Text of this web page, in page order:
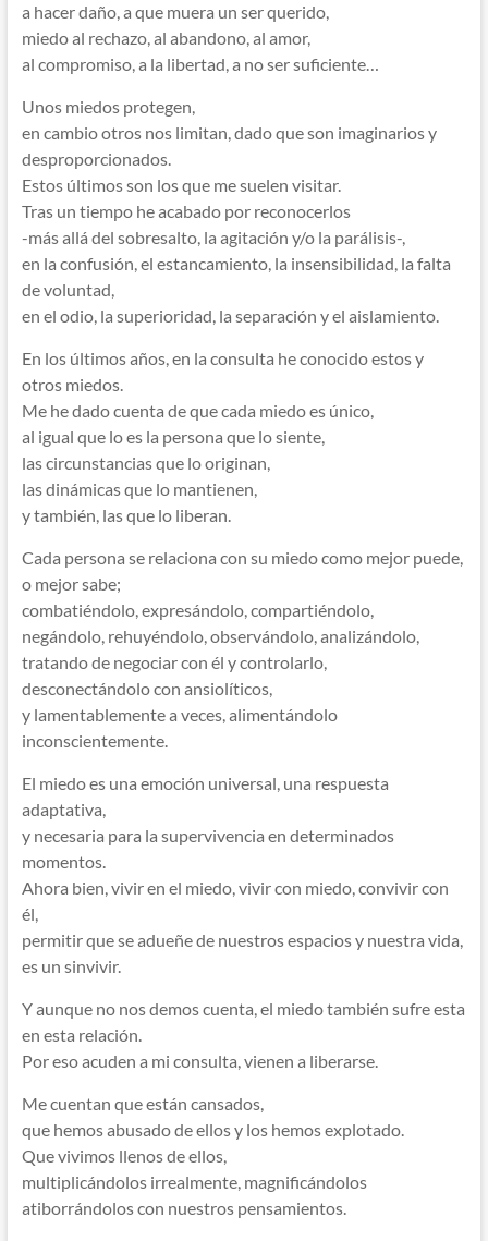
a hacer daño, a que muera un ser querido,
miedo al rechazo, al abandono, al amor,
al compromiso, a la libertad, a no ser suficiente…
Unos miedos protegen,
en cambio otros nos limitan, dado que son imaginarios y
desproporcionados.
Estos últimos son los que me suelen visitar.
Tras un tiempo he acabado por reconocerlos
-más allá del sobresalto, la agitación y/o la parálisis-,
en la confusión, el estancamiento, la insensibilidad, la falta
de voluntad,
en el odio, la superioridad, la separación y el aislamiento.
En los últimos años, en la consulta he conocido estos y
otros miedos.
Me he dado cuenta de que cada miedo es único,
al igual que lo es la persona que lo siente,
las circunstancias que lo originan,
las dinámicas que lo mantienen,
y también, las que lo liberan.
Cada persona se relaciona con su miedo como mejor puede,
o mejor sabe;
combatiéndolo, expresándolo, compartiéndolo,
negándolo, rehuyéndolo, observándolo, analizándolo,
tratando de negociar con él y controlarlo,
desconectándolo con ansiolíticos,
y lamentablemente a veces, alimentándolo
inconscientemente.
El miedo es una emoción universal, una respuesta
adaptativa,
y necesaria para la supervivencia en determinados
momentos.
Ahora bien, vivir en el miedo, vivir con miedo, convivir con
él,
permitir que se adueñe de nuestros espacios y nuestra vida,
es un sinvivir.
Y aunque no nos demos cuenta, el miedo también sufre esta
en esta relación.
Por eso acuden a mi consulta, vienen a liberarse.
Me cuentan que están cansados,
que hemos abusado de ellos y los hemos explotado.
Que vivimos llenos de ellos,
multiplicándolos irrealmente, magnificándolos
atiborrándolos con nuestros pensamientos.